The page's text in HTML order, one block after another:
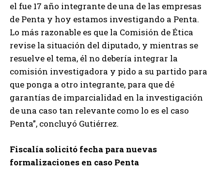
el fue 17 año integrante de una de las empresas
de Penta y hoy estamos investigando a Penta.
Lo más razonable es que la Comisión de Ética
revise la situación del diputado, y mientras se
resuelve el tema, él no debería integrar la
comisión investigadora y pido a su partido para
que ponga a otro integrante, para que dé
garantías de imparcialidad en la investigación
de una caso tan relevante como lo es el caso
Penta”, concluyó Gutiérrez.
Fiscalía solicitó fecha para nuevas
formalizaciones en caso Penta